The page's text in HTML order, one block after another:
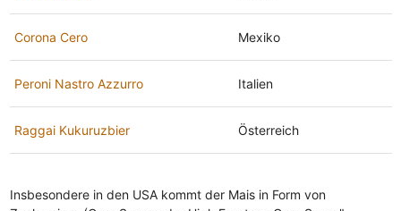
Corona Cero Mexiko
Peroni Nastro Azzurro Italien
Raggai Kukuruzbier Österreich
Insbesondere in den USA kommt der Mais in Form von